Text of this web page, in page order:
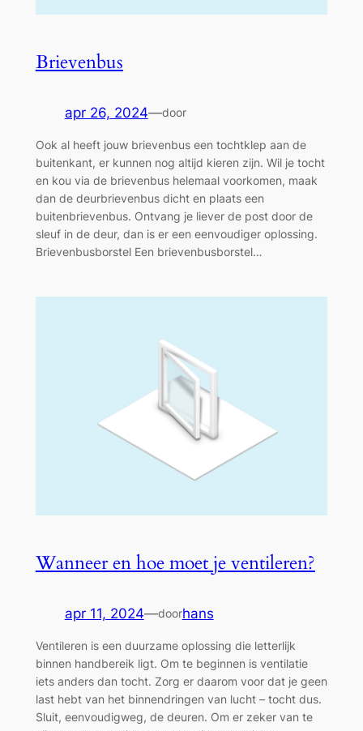
Brievenbus
apr 26, 2024—door
Ook al heeft jouw brievenbus een tochtklep aan de
buitenkant, er kunnen nog altijd kieren zijn. Wil je tocht
en kou via de brievenbus helemaal voorkomen, maak
dan de deurbrievenbus dicht en plaats een
buitenbrievenbus. Ontvang je liever de post door de
sleuf in de deur, dan is er een eenvoudiger oplossing.
Brievenbusborstel Een brievenbusborstel…
Wanneer en hoe moet je ventileren?
apr 11, 2024—doorhans
Ventileren is een duurzame oplossing die letterlijk
binnen handbereik ligt. Om te beginnen is ventilatie
iets anders dan tocht. Zorg er daarom voor dat je geen
last hebt van het binnendringen van lucht – tocht dus.
Sluit, eenvoudigweg, de deuren. Om er zeker van te